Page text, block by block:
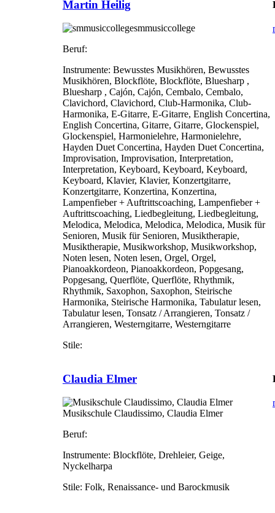
Martin Heilig
smmusiccollege
Beruf:
Instrumente: Bewusstes Musikhören, Bewusstes
Musikhören, Blockflöte, Blockflöte, Bluesharp ,
Bluesharp , Cajón, Cajón, Cembalo, Cembalo,
Clavichord, Clavichord, Club-Harmonika, Club-
Harmonika, E-Gitarre, E-Gitarre, English Concertina,
English Concertina, Gitarre, Gitarre, Glockenspiel,
Glockenspiel, Harmonielehre, Harmonielehre,
Hayden Duet Concertina, Hayden Duet Concertina,
Improvisation, Improvisation, Interpretation,
Interpretation, Keyboard, Keyboard, Keyboard,
Keyboard, Klavier, Klavier, Konzertgitarre,
Konzertgitarre, Konzertina, Konzertina,
Lampenfieber + Auftrittscoaching, Lampenfieber +
Auftrittscoaching, Liedbegleitung, Liedbegleitung,
Melodica, Melodica, Melodica, Melodica, Musik für
Senioren, Musik für Senioren, Musiktherapie,
Musiktherapie, Musikworkshop, Musikworkshop,
Noten lesen, Noten lesen, Orgel, Orgel,
Pianoakkordeon, Pianoakkordeon, Popgesang,
Popgesang, Querflöte, Querflöte, Rhythmik,
Rhythmik, Saxophon, Saxophon, Steirische
Harmonika, Steirische Harmonika, Tabulatur lesen,
Tabulatur lesen, Tonsatz / Arrangieren, Tonsatz /
Arrangieren, Westerngitarre, Westerngitarre
Stile:
Claudia Elmer
Musikschule Claudissimo, Claudia Elmer
Beruf:
Instrumente: Blockflöte, Drehleier, Geige,
Nyckelharpa
Stile: Folk, Renaissance- und Barockmusik